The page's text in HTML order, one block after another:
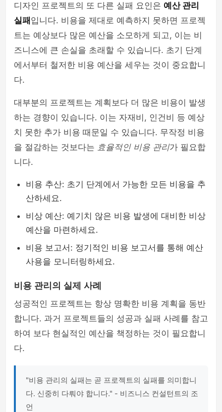
디자인 프로젝트의 또 다른 실패 요인은 예산 관리
실패 입니다. 비용을 제대로 예측하지 못하면 프로젝
트는 예상보다 많은 예산을 소모하게 되고, 이는 비
즈니스에 큰 손실을 초래할 수 있습니다. 초기 단계
에서부터 철저한 비용 예산을 세우는 것이 중요합니
다.
대부분의 프로젝트는 계획보다 더 많은 비용이 발생
하는 경향이 있습니다. 이는 자재비, 인건비 등 예상
치 못한 추가 비용 때문일 수 있습니다. 무작정 비용
을 절감하는 것보다는 효율적인 비용 관리가 필요합
니다.
비용 추산: 초기 단계에서 가능한 모든 비용을 추
산하세요.
비상 예산: 예기치 않은 비용 발생에 대비한 비상
예산을 마련하세요.
비용 보고서: 정기적인 비용 보고서를 통해 예산
사용을 모니터링하세요.
비용 관리의 실제 사례
성공적인 프로젝트는 항상 명확한 비용 계획을 동반
합니다. 과거 프로젝트들의 성공과 실패 사례를 참고
하여 보다 현실적인 예산을 책정하는 것이 필요합니
다.
"비용 관리의 실패는 곧 프로젝트의 실패를 의미합니
다. 신중히 다뤄야 합니다." - 비즈니스 컨설턴트의 조
언